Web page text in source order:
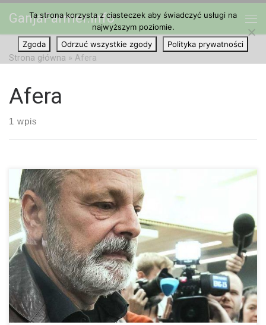
Przejdź do treści
GanjaFarmer.info
Strona główna » Afera
Afera
1 wpis
Cannabis w porównaniu do praktycznie wszystkich innych
narkotyków to niegroźna roślina i całkowicie słusznie miliony
ludzi na całym świecie codziennie walczy o jej całkowitą
legalizację dla dorosłych konsumentów. Również wielu
policjantów z niechęcią wykonują swoją pracę w momencie, gdy
mają ścigać konsumentów cannabisu. Nie ma takich wielu, ale są
tacy, którzy nic nie widzą i nic nie słyszą. Jeszcze inni […]
Ta strona korzysta z ciasteczek aby świadczyć usługi na
najwyższym poziomie.
Zgoda
Odrzuć wszystkie zgody Polityka prywatności